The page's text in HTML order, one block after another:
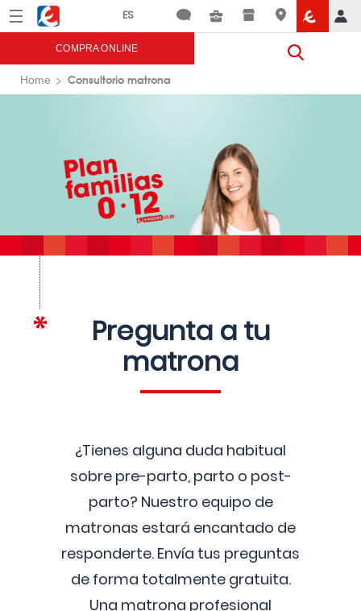
Menú Eroski
COMPRA ONLINE
Home Consultorio matrona
Pregunta a tu
matrona
¿Tienes alguna duda habitual
sobre pre-parto, parto o post-
parto? Nuestro equipo de
matronas estará encantado de
responderte. Envía tus preguntas
de forma totalmente gratuita.
Una matrona profesional